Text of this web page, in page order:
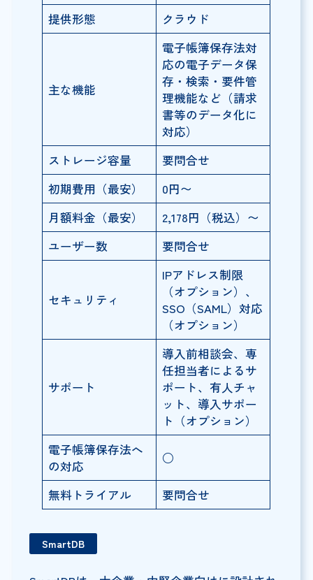
提供形態
クラウド
主な機能
電子帳簿保存法対
応の電子データ保
存・検索・要件管
理機能など（請求
書等のデータ化に
対応）
ストレージ容量
要問合せ
初期費用（最安）
0円〜
月額料金（最安）
2,178円（税込）〜
ユーザー数
要問合せ
セキュリティ
IPアドレス制限
（オプション）、
SSO（SAML）対応
（オプション）
サポート
導入前相談会、専
任担当者によるサ
ポート、有人チャ
ット、導入サポー
ト（オプション）
電子帳簿保存法へ
の対応
○
無料トライアル 要問合せ
SmartDB